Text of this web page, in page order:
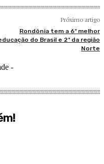
Próximo artigo
Rondônia tem a 6ª melhor
do Brasil e 2ª da região
Norte
-